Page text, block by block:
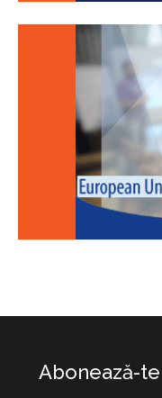
Abonează-